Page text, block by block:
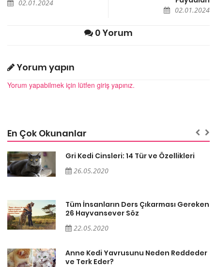
02.01.2024
02.01.2024
0 Yorum
Yorum yapın
Yorum yapabilmek için lütfen giriş yapınız.
En Çok Okunanlar
Gri Kedi Cinsleri: 14 Tür ve Özellikleri
26.05.2020
Tüm İnsanların Ders Çıkarması Gereken
26 Hayvansever Söz
22.05.2020
Anne Kedi Yavrusunu Neden Reddeder
ve Terk Eder?